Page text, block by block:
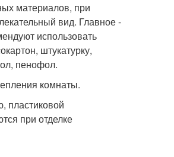
материалов, при
вид. Главное -
использовать
штукатурку,
пенофол.
комнаты.
пластиковой
при отделке